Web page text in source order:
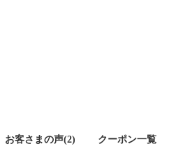
お客さまの声(2) クーポン一覧